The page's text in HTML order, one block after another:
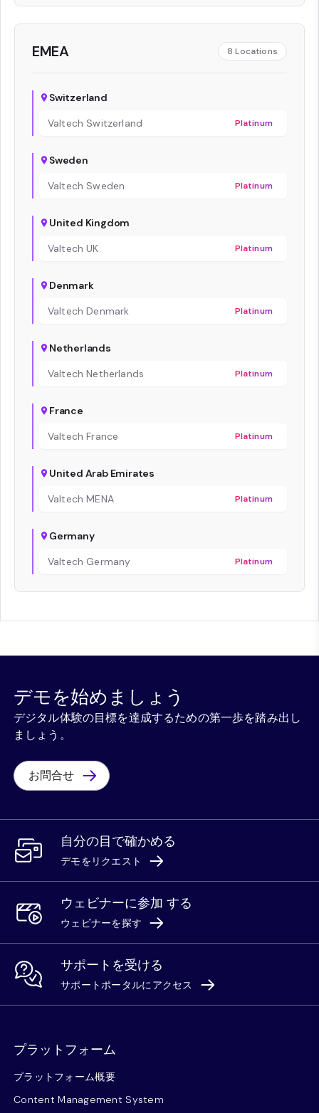
EMEA 8 Locations
Switzerland
Valtech Switzerland
Platinum
Sweden
Valtech Sweden
Platinum
United Kingdom
Valtech UK
Platinum
Denmark
Valtech Denmark
Platinum
Netherlands
Valtech Netherlands
Platinum
France
Valtech France
Platinum
United Arab Emirates
Valtech MENA
Platinum
Germany
Valtech Germany
Platinum
デモを始めましょう
デジタル体験の目標を達成するための第一歩を踏み出し
ましょう。
お問合せ
自分の目で確かめる
デモをリクエスト
ウェビナーに参加 する
ウェビナーを探す
サポートを受ける
サポートポータルにアクセス
プラットフォーム
プラットフォーム概要
Content Management System